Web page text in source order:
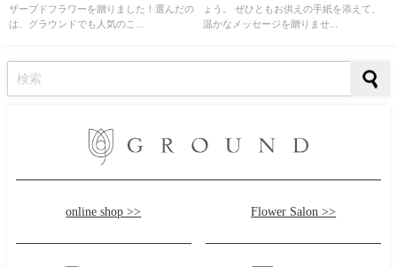
ザーブドフラワーを贈りました！選んだの
は、グラウンドでも人気のこ...
ょう。 ぜひともお供えの手紙を添えて、
温かなメッセージを贈りませ...
online shop >> Flower Salon >>